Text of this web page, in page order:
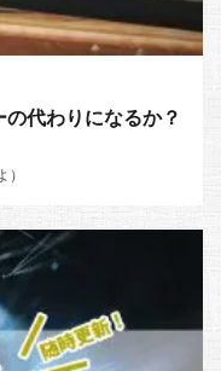
代わりになるか？